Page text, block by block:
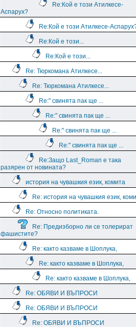
Re:Кой е този Атилкесе-
Аспарух?
Re:Кой е този Атилкесе-
Re:Кой е този...
Re:Кой е този...
Re: Тюркомана Атилкесе...
Re: Тюркомана Атилкесе...
Re:" свинята пак ще ...
Re:" свинята пак ще ...
Re:" свинята пак ще ...
Re:" свинята пак ще ...
Re:Защо Last_Roman e така
разярен от новината?
история на чувашкия език, комита
Re: история на чувашкия език,
Re: Относно политиката.
Re: Предизборно ли се толерират
фашистите?
Re: както казваме в Шоплука,
Re: както казваме в Шоплука,
Re: както казваме в Шоплука,
Re: ОБЯВИ И ВЪПРОСИ
Re: ОБЯВИ И ВЪПРОСИ
Re: ОБЯВИ И ВЪПРОСИ